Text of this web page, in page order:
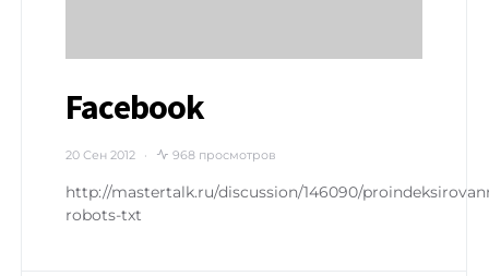
Facebook
20 Сен 2012 968 просмотров
http://mastertalk.ru/discussion/146090/
robots-txt